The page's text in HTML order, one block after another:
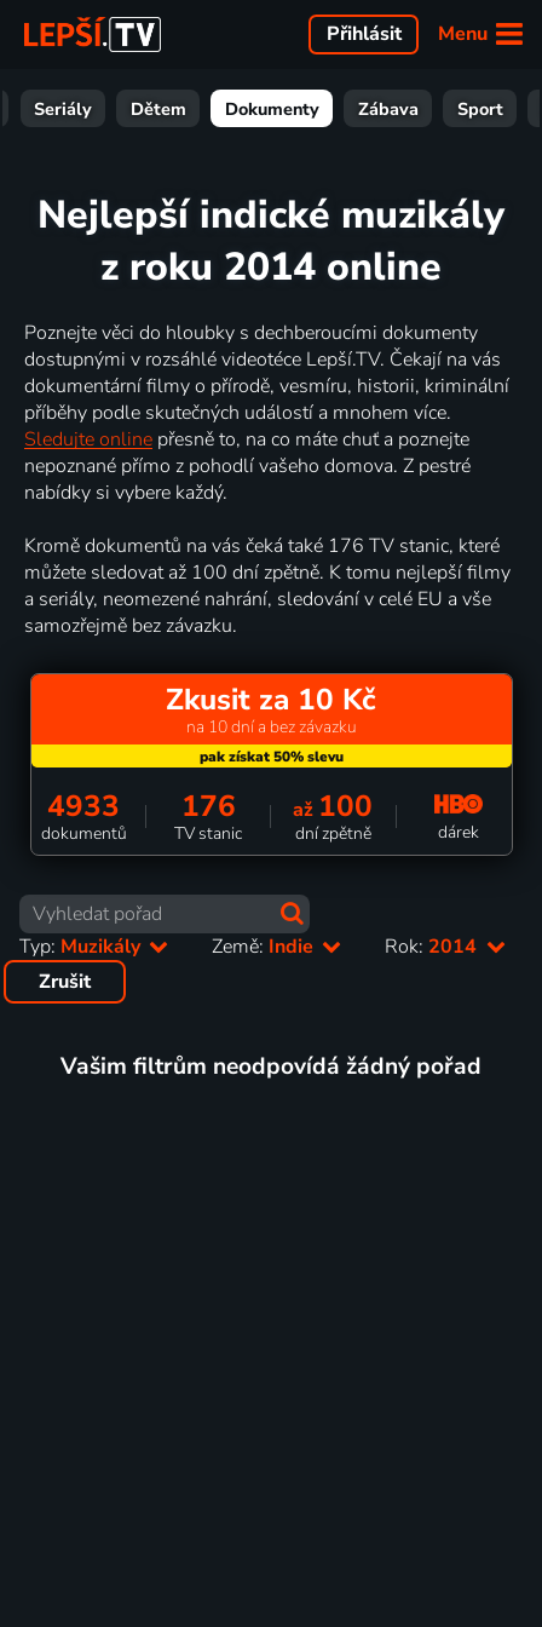
Menu
Přihlásit
Seriály Dětem Dokumenty Zábava Sport
Nejlepší indické muzikály
z roku 2014 online
Poznejte věci do hloubky s dechberoucími dokumenty
dostupnými v rozsáhlé videotéce Lepší.TV. Čekají na vás
dokumentární filmy o přírodě, vesmíru, historii, kriminální
příběhy podle skutečných událostí a mnohem více.
Sledujte online přesně to, na co máte chuť a poznejte
nepoznané přímo z pohodlí vašeho domova. Z pestré
nabídky si vybere každý.
Kromě dokumentů na vás čeká také 176 TV stanic, které
můžete sledovat až 100 dní zpětně. K tomu nejlepší filmy
a seriály, neomezené nahrání, sledování v celé EU a vše
samozřejmě bez závazku.
Zkusit za 10 Kč
na 10 dní a bez závazku
4933
dokumentů
176
TV stanic
až 100
dní zpětně dárek
Typ: Muzikály Země: Indie Rok: 2014
Zrušit
Vašim filtrům neodpovídá žádný pořad